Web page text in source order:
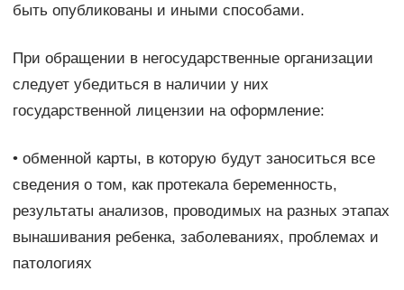
быть опубликованы и иными способами.
При обращении в негосударственные организации
следует убедиться в наличии у них
государственной лицензии на оформление:
• обменной карты, в которую будут заноситься все
сведения о том, как протекала беременность,
результаты анализов, проводимых на разных этапах
вынашивания ребенка, заболеваниях, проблемах и
патологиях